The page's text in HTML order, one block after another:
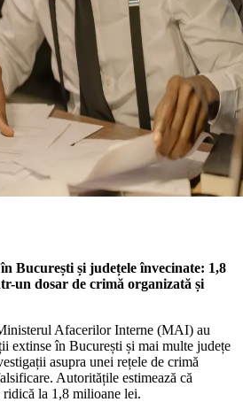
București și județele învecinate: 1,8
un dosar de crimă organizată și
Afacerilor Interne (MAI) au
extinse în București și mai multe județe
asupra unei rețele de crimă
Autoritățile estimează că
la 1,8 milioane lei.